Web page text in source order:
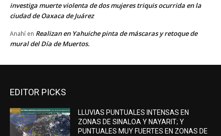
investiga muerte violenta de dos mujeres triquis ocurrida en la
ciudad de Oaxaca de Juárez
Anahí en Realizan en Yahuiche pinta de máscaras y retoque de
mural del Día de Muertos.
EDITOR PICKS
LLUVIAS PUNTUALES INTENSAS EN
ZONAS DE SINALOA Y NAYARIT; Y
PUNTUALES MUY FUERTES EN ZONAS DE